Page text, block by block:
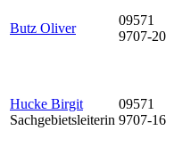
Butz Oliver
09571
9707-20
Hucke Birgit
Sachgebietsleiterin
09571
9707-16